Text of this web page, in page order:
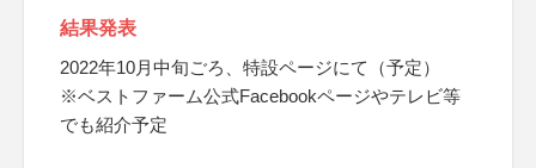
結果発表
2022年10月中旬ごろ、特設ページにて（予定）
※ベストファーム公式Facebookページやテレビ等
でも紹介予定